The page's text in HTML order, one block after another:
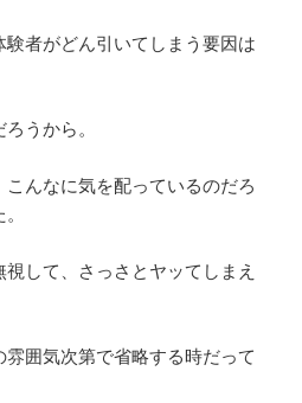
者がどん引いてしまう要因は
うから。
んなに気を配っているのだろ
して、さっさとヤッてしまえ
囲気次第で省略する時だって